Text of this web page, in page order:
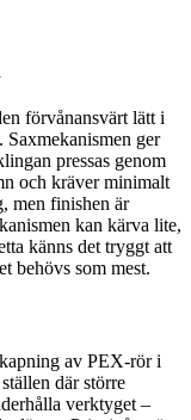
förvånansvärt lätt i
ger
pressas genom
och kräver minimalt
men finishen är
kan kärva lite,
känns det tryggt att
behövs som mest.
av PEX-rör i
där större
verktyget –